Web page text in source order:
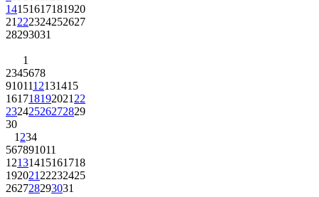
14151617181920
21 222324252627
28293031
1
2345678
9101112131415
161718192021 22
23242526272829
30
1 234
567891011
12131415161718
192021 22232425
262728293031